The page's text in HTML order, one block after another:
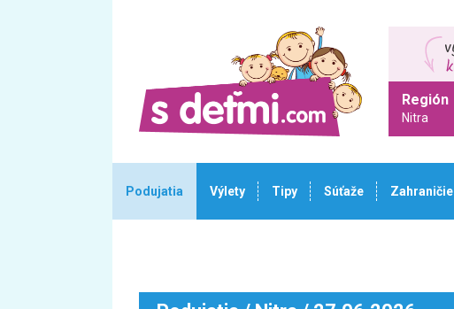
Región
Nitra
Podujatia Výlety Tipy Súťaže Zahraničie